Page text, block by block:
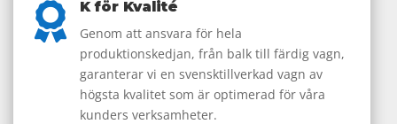

K för Kvalité
Genom att ansvara för hela
produktionskedjan, från balk till färdig vagn,
garanterar vi en svensktillverkad vagn av
högsta kvalitet som är optimerad för våra
kunders verksamheter.